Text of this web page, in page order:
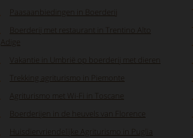
Paasaanbiedingen in Boerderij
Boerderij met restaurant in Trentino Alto
Adige
Vakantie in Umbrië op boerderij met dieren
Trekking agriturismo in Piemonte
Agriturismo met Wi-Fi in Toscane
Boerderijen in de heuvels van Florence
Huisdiervriendelijke Agriturismo in Puglia